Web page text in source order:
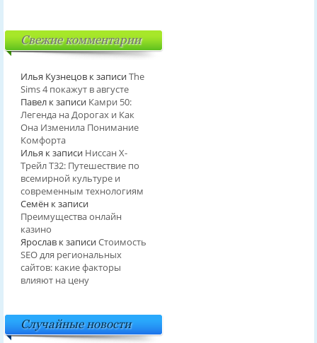
Свежие комментарии
Илья Кузнецовк записиThe
Sims 4 покажут в августе
Павелк записи Камри 50:
Легенда на Дорогах и Как
Она Изменила Понимание
Комфорта
Илья к записи Ниссан Х-
Трейл T32: Путешествие по
всемирной культуре и
современным технологиям
Семёнк записи
Преимущества онлайн
казино
Ярославк записиСтоимость
SEO для региональных
сайтов: какие факторы
влияют на цену
Случайные новости